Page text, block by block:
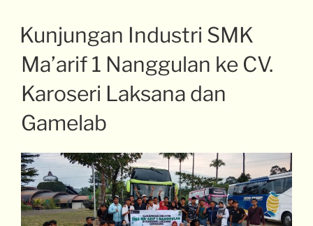
Kunjungan Industri SMK
Ma’arif 1 Nanggulan ke CV.
Karoseri Laksana dan
Gamelab